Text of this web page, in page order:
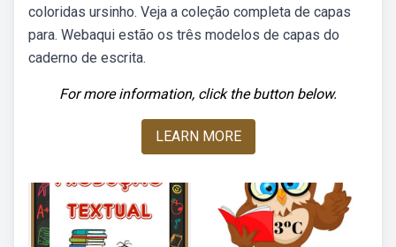
coloridas ursinho. Veja a coleção completa de capas
para. Webaqui estão os três modelos de capas do
caderno de escrita.
For more information, click the button below.
LEARN MORE